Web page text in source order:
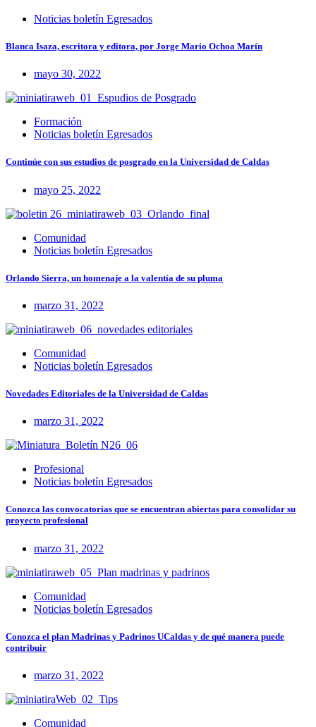
Noticias boletín Egresados
Blanca Isaza, escritora y editora, por Jorge Mario Ochoa Marín
mayo 30, 2022
Formación
Noticias boletín Egresados
Continúe con sus estudios de posgrado en la Universidad de Caldas
mayo 25, 2022
Comunidad
Noticias boletín Egresados
Orlando Sierra, un homenaje a la valentía de su pluma
marzo 31, 2022
Comunidad
Noticias boletín Egresados
Novedades Editoriales de la Universidad de Caldas
marzo 31, 2022
Profesional
Noticias boletín Egresados
Conozca las convocatorias que se encuentran abiertas para consolidar su
proyecto profesional
marzo 31, 2022
Comunidad
Noticias boletín Egresados
Conozca el plan Madrinas y Padrinos UCaldas y de qué manera puede
contribuir
marzo 31, 2022
Comunidad